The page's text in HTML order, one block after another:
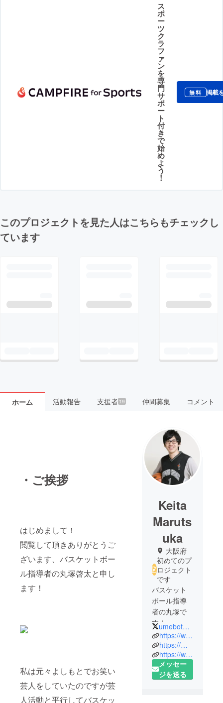
ス
ポ
ー
ツ
ク
ラ
フ
ァ
ン
を
専
門
サ
ポ
ー
ト
付
き
で
始
め
よ
う
！
無料 掲載
このプロジェクトを見た人はこちらもチェックし
ています
ホーム 活動報告 支援者 19 仲間募集 コメント
・ご挨拶
はじめまして！
閲覧して頂きありがとうご
ざいます、バスケットボー
ル指導者の丸塚啓太と申し
ます！
私は元々よしもとでお笑い
芸人をしていたのですが芸
人活動と平行してバスケッ
Keita
Maruts
uka
大阪府
初めてのプ
ロジェクト
です
バスケット
ボール指導
者の丸塚で
す！
よろしくお
願いしま
す！
umebotanmaru
https://www.facebook.com/profile.php?id=100011406662547
https://mobile.twitter.com/umebotanmaru
https://www.instagram.com/marubsk/
メッセー
ジを送る